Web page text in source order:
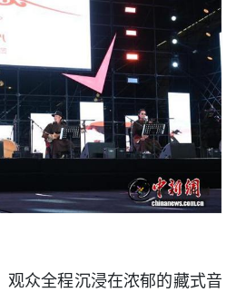
观众全程沉浸在浓郁的藏式音